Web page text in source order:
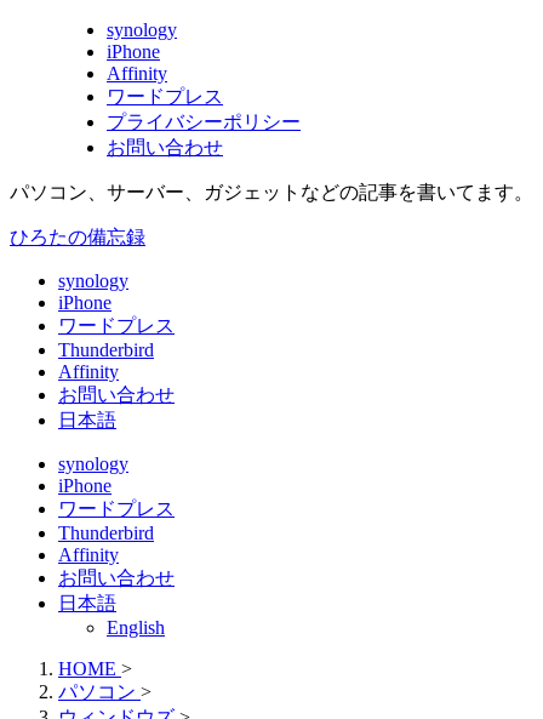
synology
iPhone
Affinity
ワードプレス
プライバシーポリシー
お問い合わせ
パソコン、サーバー、ガジェットなどの記事を書いてます。
ひろたの備忘録
synology
iPhone
ワードプレス
Thunderbird
Affinity
お問い合わせ
日本語
synology
iPhone
ワードプレス
Thunderbird
Affinity
お問い合わせ
日本語
English
HOME >
パソコン >